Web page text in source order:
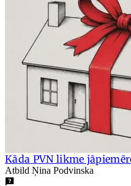
Kāda PVN likme
Atbild Ņina Podvinska